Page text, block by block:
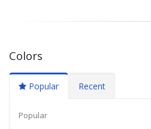
Colors
Popular Recent
Popular